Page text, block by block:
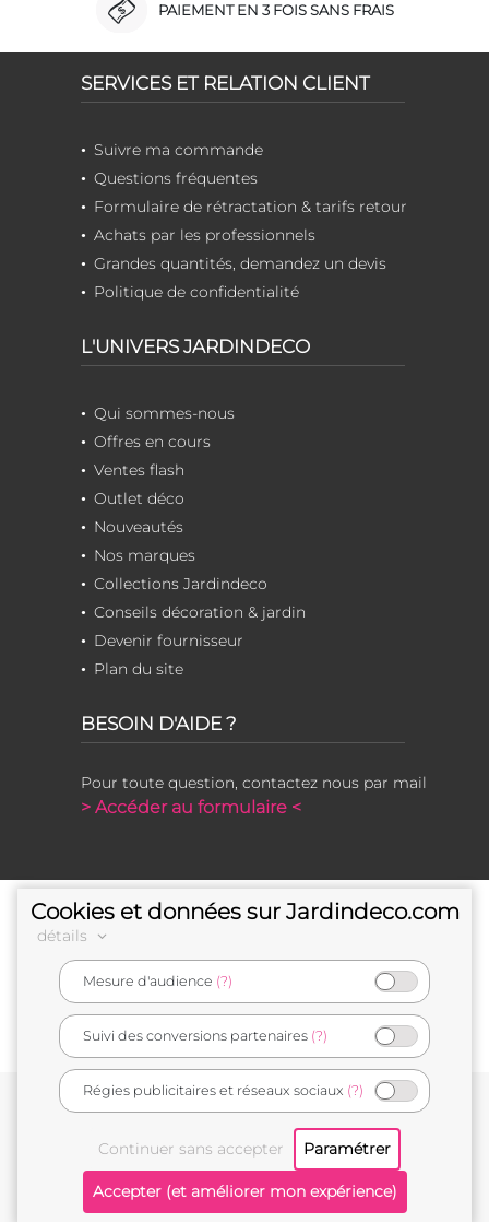
PAIEMENT EN 3 FOIS SANS FRAIS
SERVICES ET RELATION CLIENT
Suivre ma commande
Questions fréquentes
Formulaire de rétractation & tarifs retour
Achats par les professionnels
Grandes quantités, demandez un devis
Politique de confidentialité
L'UNIVERS JARDINDECO
Qui sommes-nous
Offres en cours
Ventes flash
Outlet déco
Nouveautés
Nos marques
Collections Jardindeco
Conseils décoration & jardin
Devenir fournisseur
Plan du site
BESOIN D'AIDE ?
Pour toute question, contactez nous par mail
> Accéder au formulaire <
e-commerçant français
Mentions légales
Cookies et données sur Jardindeco.com
détails
Mesure d'audience (?)
Suivi des conversions partenaires (?)
Régies publicitaires et réseaux sociaux (?)